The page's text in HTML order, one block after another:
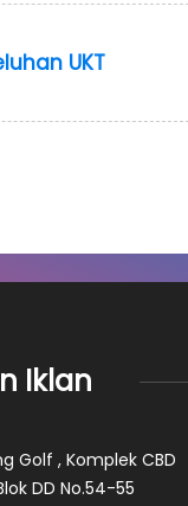
UKT
Iklan
Golf , Komplek CBD
DD No.54-55